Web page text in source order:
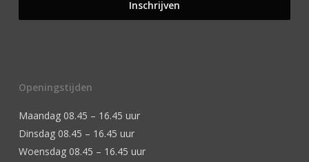
Openingstijden
Maandag 08.45 – 16.45 uur
Dinsdag 08.45 – 16.45 uur
Woensdag 08.45 – 16.45 uur